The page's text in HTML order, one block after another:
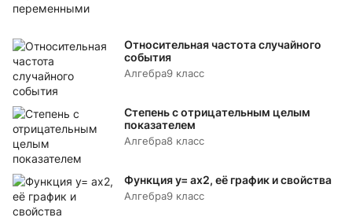
Относительная частота случайного
события
Алгебра9 класс
Степень с отрицательным целым
показателем
Алгебра8 класс
Функция y= аx2, её график и свойства
Алгебра9 класс